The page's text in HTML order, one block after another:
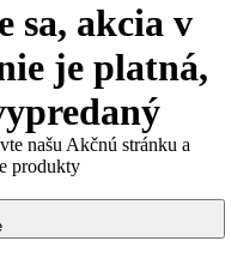
sa, akcia v
je platná,
našu Akčnú stránku a
produkty